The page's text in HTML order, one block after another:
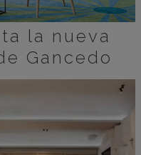
la nueva
Gancedo